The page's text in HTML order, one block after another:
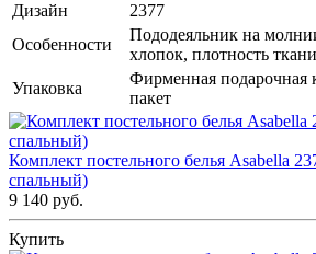
Дизайн
2377
Особенности
Пододеяльник на
хлопок, плотность
Упаковка
Фирменная подарочная
пакет
Комплект постельного белья Asabella
спальный)
9 140 руб.
Купить